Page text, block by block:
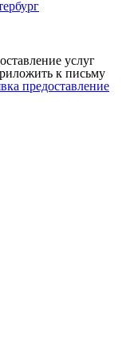
услуг
к письму
предоставление